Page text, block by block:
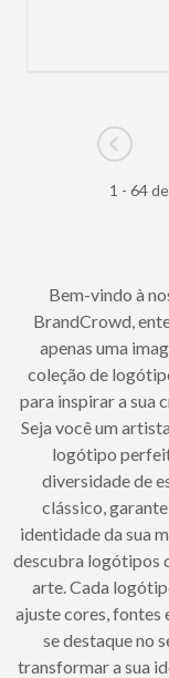
Go to
1 - 64
Bem-vindo à
BrandCrowd,
apenas uma
coleção de
para inspirar a sua
Seja você um
logótipo
diversidade de
clássico,
identidade da sua
descubra logótipos
arte. Cada
ajuste cores, fontes
se destaque no
transformar a sua